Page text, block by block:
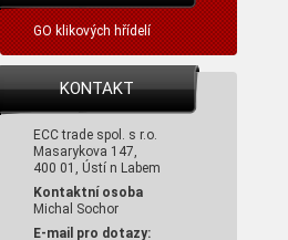
GO klikových hřídelí
KONTAKT
ECC trade spol. s r.o.
Masarykova 147,
400 01, Ústí n Labem
Kontaktní osoba
Michal Sochor
E-mail pro dotazy: